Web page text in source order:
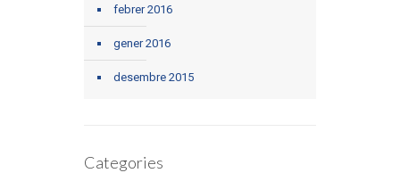
febrer 2016
gener 2016
desembre 2015
Categories